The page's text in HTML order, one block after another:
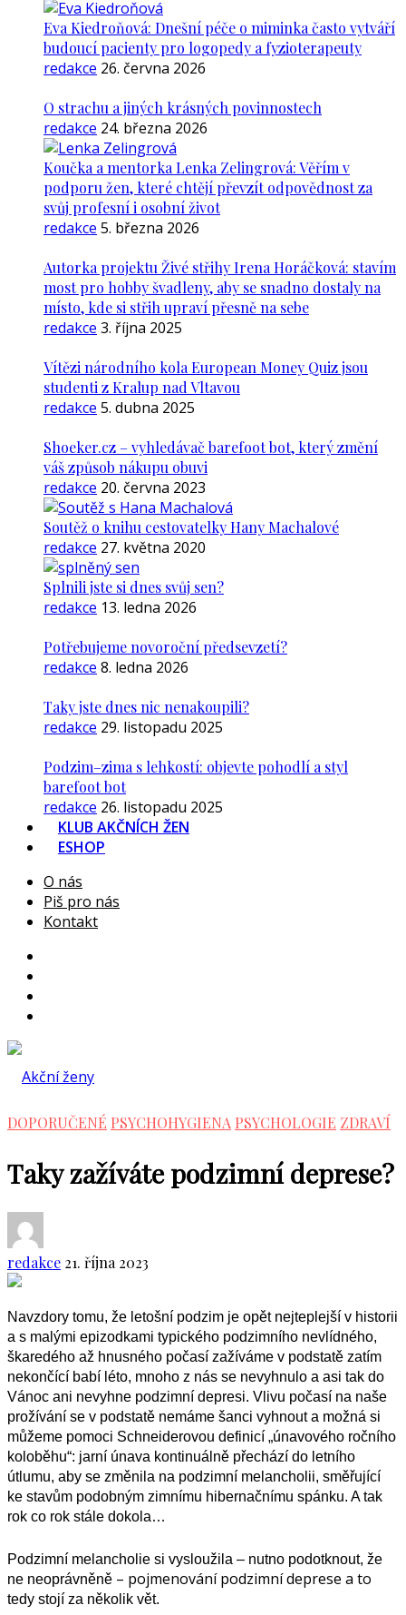
Eva Kiedroňová: Dnešní péče o miminka často vytváří
budoucí pacienty pro logopedy a fyzioterapeuty
redakce 26. června 2026
O strachu a jiných krásných povinnostech
redakce 24. března 2026
Koučka a mentorka Lenka Zelingrová: Věřím v
podporu žen, které chtějí převzít odpovědnost za
svůj profesní i osobní život
redakce 5. března 2026
Autorka projektu Živé střihy Irena Horáčková: stavím
most pro hobby švadleny, aby se snadno dostaly na
místo, kde si střih upraví přesně na sebe
redakce 3. října 2025
Vítězi národního kola European Money Quiz jsou
studenti z Kralup nad Vltavou
redakce 5. dubna 2025
Shoeker.cz – vyhledávač barefoot bot, který změní
váš způsob nákupu obuvi
redakce 20. června 2023
Soutěž o knihu cestovatelky Hany Machalové
redakce 27. května 2020
Splnili jste si dnes svůj sen?
redakce 13. ledna 2026
Potřebujeme novoroční předsevzetí?
redakce 8. ledna 2026
Taky jste dnes nic nenakoupili?
redakce 29. listopadu 2025
Podzim–zima s lehkostí: objevte pohodlí a styl
barefoot bot
redakce 26. listopadu 2025
KLUB AKČNÍCH ŽEN
ESHOP
O nás
Piš pro nás
Kontakt
DOPORUČENÉ PSYCHOHYGIENA PSYCHOLOGIE ZDRAVÍ
Taky zažíváte podzimní deprese?
redakce 21. října 2023
Navzdory tomu, že letošní podzim je opět nejteplejší v historii
a s malými epizodkami typického podzimního nevlídného,
škaredého až hnusného počasí zažíváme v podstatě zatím
nekončící babí léto, mnoho z nás se nevyhnulo a asi tak do
Vánoc ani nevyhne podzimní depresi. Vlivu počasí na naše
prožívání se v podstatě nemáme šanci vyhnout a možná si
můžeme pomoci Schneiderovou definicí „únavového ročního
koloběhu“: jarní únava kontinuálně přechází do letního
útlumu, aby se změnila na podzimní melancholii, směřující
ke stavům podobným zimnímu hibernačnímu spánku. A tak
rok co rok stále dokola…
Podzimní melancholie si vysloužila – nutno podotknout, že
ne neoprávněně – pojmenování podzimní deprese a to
tedy stojí za několik vět.